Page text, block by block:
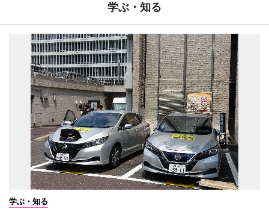
学ぶ・知る
学ぶ・知る